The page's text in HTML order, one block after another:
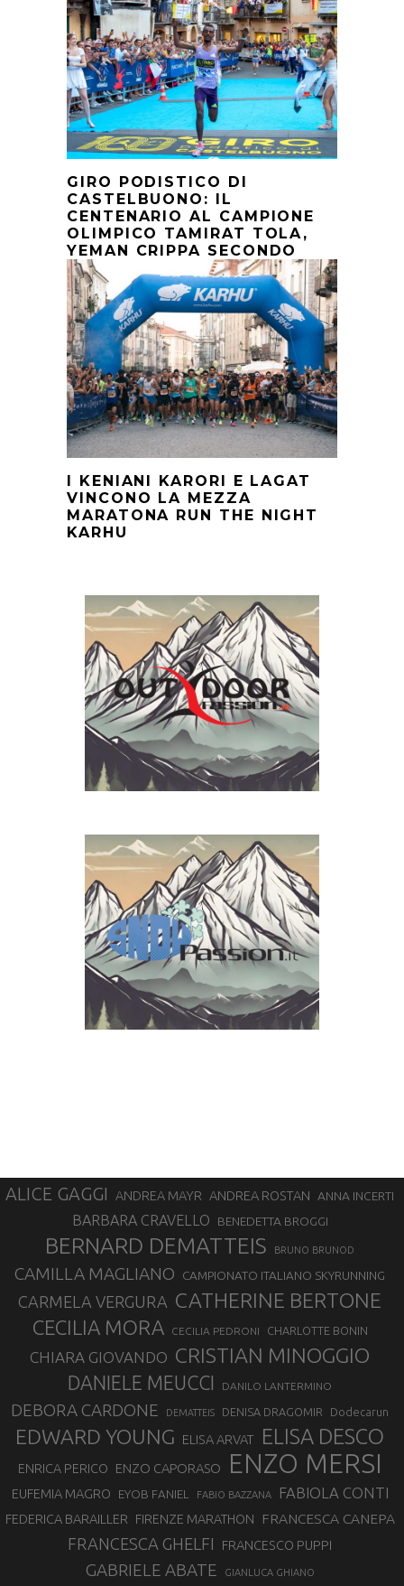
GIRO PODISTICO DI
CASTELBUONO: IL
CENTENARIO AL CAMPIONE
OLIMPICO TAMIRAT TOLA,
YEMAN CRIPPA SECONDO
I KENIANI KARORI E LAGAT
VINCONO LA MEZZA
MARATONA RUN THE NIGHT
KARHU
ALICE GAGGI ANDREA MAYR ANDREA ROSTAN ANNA INCERTI
BARBARA CRAVELLO BENEDETTA BROGGI
BERNARD DEMATTEIS BRUNO BRUNOD
CAMILLA MAGLIANO CAMPIONATO ITALIANO SKYRUNNING
CARMELA VERGURA CATHERINE BERTONE
CECILIA MORA CECILIA PEDRONI CHARLOTTE BONIN
CHIARA GIOVANDO CRISTIAN MINOGGIO
DANIELE MEUCCI DANILO LANTERMINO
DEBORA CARDONE DEMATTEIS DENISA DRAGOMIR Dodecarun
EDWARD YOUNG ELISA ARVAT ELISA DESCO
ENRICA PERICO ENZO CAPORASO ENZO MERSI
EUFEMIA MAGRO EYOB FANIEL FABIO BAZZANA FABIOLA CONTI
FEDERICA BARAILLER FIRENZE MARATHON FRANCESCA CANEPA
FRANCESCA GHELFI FRANCESCO PUPPI
GABRIELE ABATE GIANLUCA GHIANO